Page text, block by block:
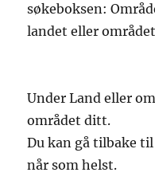
søkeboksen:
landet eller
Under Land eller
området ditt.
Du kan gå tilbake
når som helst.